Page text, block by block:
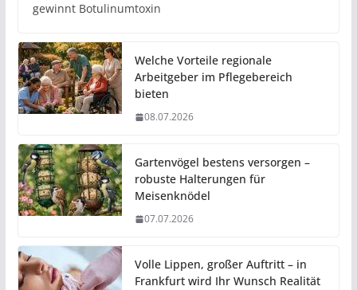
gewinnt Botulinumtoxin
Welche Vorteile regionale
Arbeitgeber im Pflegebereich
bieten
08.07.2026
Gartenvögel bestens versorgen –
robuste Halterungen für
Meisenknödel
07.07.2026
Volle Lippen, großer Auftritt – in
Frankfurt wird Ihr Wunsch Realität